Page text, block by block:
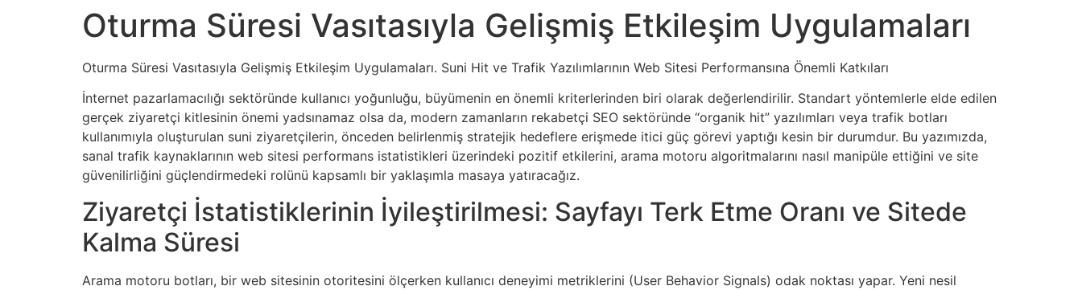
Oturma Süresi Vasıtasıyla Gelişmiş Etkileşim Uygulamaları
Oturma Süresi Vasıtasıyla Gelişmiş Etkileşim Uygulamaları. Suni Hit ve Trafik Yazılımlarının Web Sitesi Performansına Önemli Katkıları
İnternet pazarlamacılığı sektöründe kullanıcı yoğunluğu, büyümenin en önemli kriterlerinden biri olarak değerlendirilir. Standart yöntemlerle elde edilen
gerçek ziyaretçi kitlesinin önemi yadsınamaz olsa da, modern zamanların rekabetçi SEO sektöründe “organik hit” yazılımları veya trafik botları
kullanımıyla oluşturulan suni ziyaretçilerin, önceden belirlenmiş stratejik hedeflere erişmede itici güç görevi yaptığı kesin bir durumdur. Bu yazımızda,
sanal trafik kaynaklarının web sitesi performans istatistikleri üzerindeki pozitif etkilerini, arama motoru algoritmalarını nasıl manipüle ettiğini ve site
güvenilirliğini güçlendirmedeki rolünü kapsamlı bir yaklaşımla masaya yatıracağız.
Ziyaretçi İstatistiklerinin İyileştirilmesi: Sayfayı Terk Etme Oranı ve Sitede
Kalma Süresi
Arama motoru botları, bir web sitesinin otoritesini ölçerken kullanıcı deneyimi metriklerini (User Behavior Signals) odak noktası yapar. Yeni nesil